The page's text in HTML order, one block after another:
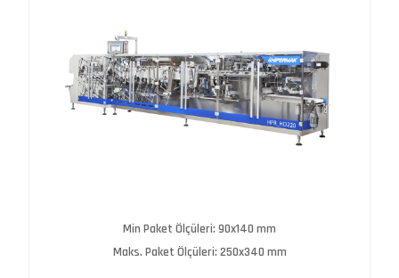
Min Paket Ölçüleri: 90x140 mm
Maks. Paket Ölçüleri: 250x340 mm